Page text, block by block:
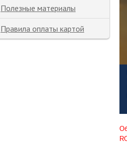
Полезные материалы
Правила оплаты картой